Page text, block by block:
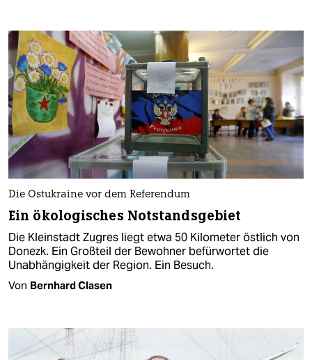
Die Ostukraine vor dem Referendum
Ein ökologisches Notstandsgebiet
Die Kleinstadt Zugres liegt etwa 50 Kilometer östlich von
Donezk. Ein Großteil der Bewohner befürwortet die
Unabhängigkeit der Region. Ein Besuch.
Von Bernhard Clasen